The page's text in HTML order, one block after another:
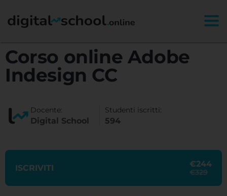
Corso online Adobe
Indesign CC
Docente:
Digital School
Studenti iscritti:
594
ISCRIVITI €244
€329